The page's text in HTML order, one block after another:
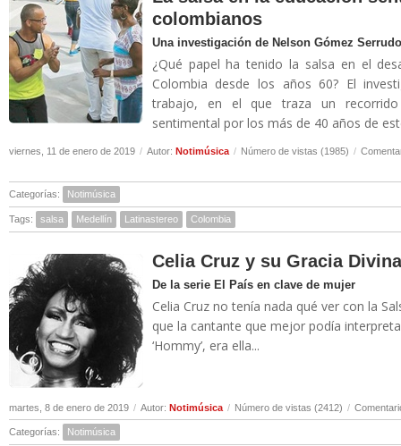
colombianos
Una investigación de Nelson Gómez
¿Qué papel ha tenido la salsa en el
Colombia desde los años 60? El
trabajo, en el que traza un
sentimental por los más de 40 años de
viernes, 11 de enero de 2019 / Autor: Notimúsica / Número de vistas (1985) /
Categorías: Notimúsica
Tags: salsa Medellín Latinastereo Colombia
Celia Cruz y su Gracia Divina
De la serie El País en clave de mujer
Celia Cruz no tenía nada qué ver con la
que la cantante que mejor podía
‘Hommy’, era ella...
martes, 8 de enero de 2019 / Autor: Notimúsica / Número de vistas (2412) /
Categorías: Notimúsica